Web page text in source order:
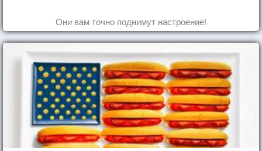
Они вам точно поднимут настроение!